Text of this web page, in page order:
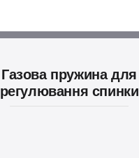
Газова пружина для
регулювання спинки